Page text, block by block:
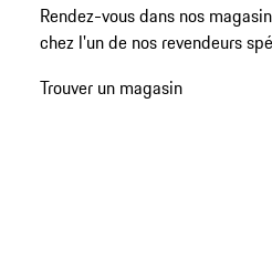
la
galerie
produits
Rendez-vous dans nos
chez l'un de nos revendeurs
Trouver un magasin